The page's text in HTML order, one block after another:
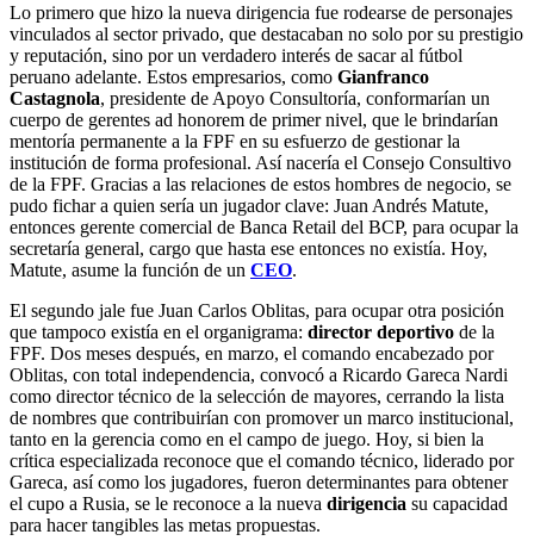
Lo primero que hizo la nueva dirigencia fue rodearse de personajes
vinculados al sector privado, que destacaban no solo por su prestigio
y reputación, sino por un verdadero interés de sacar al fútbol
peruano adelante. Estos empresarios, como Gianfranco
Castagnola, presidente de Apoyo Consultoría, conformarían un
cuerpo de gerentes ad honorem de primer nivel, que le brindarían
mentoría permanente a la FPF en su esfuerzo de gestionar la
institución de forma profesional. Así nacería el Consejo Consultivo
de la FPF. Gracias a las relaciones de estos hombres de negocio, se
pudo fichar a quien sería un jugador clave: Juan Andrés Matute,
entonces gerente comercial de Banca Retail del BCP, para ocupar la
secretaría general, cargo que hasta ese entonces no existía. Hoy,
Matute, asume la función de un CEO.
El segundo jale fue Juan Carlos Oblitas, para ocupar otra posición
que tampoco existía en el organigrama: director deportivo de la
FPF. Dos meses después, en marzo, el comando encabezado por
Oblitas, con total independencia, convocó a Ricardo Gareca Nardi
como director técnico de la selección de mayores, cerrando la lista
de nombres que contribuirían con promover un marco institucional,
tanto en la gerencia como en el campo de juego. Hoy, si bien la
crítica especializada reconoce que el comando técnico, liderado por
Gareca, así como los jugadores, fueron determinantes para obtener
el cupo a Rusia, se le reconoce a la nueva dirigencia su capacidad
para hacer tangibles las metas propuestas.